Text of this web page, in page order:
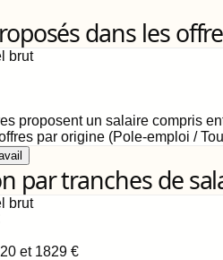
dans les
brut
proposent un salaire compris
par origine (Pole-emploi /
par tranches de
brut
et 1829€